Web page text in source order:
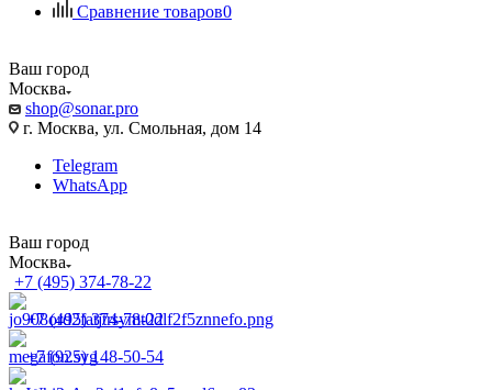
Сравнение товаров0
Ваш город
Москва
shop@sonar.pro
г. Москва, ул. Смольная, дом 14
Telegram
WhatsApp
Ваш город
Москва
+7 (495) 374-78-22
+7 (495) 374-78-22
+7 (925) 148-50-54